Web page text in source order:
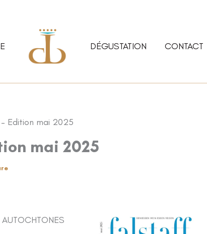
DÉGUSTATION CONTACT
Edition mai 2025
mai 2025